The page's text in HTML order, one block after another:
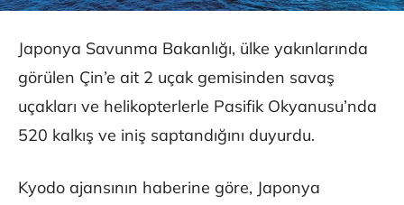
Japonya Savunma Bakanlığı, ülke yakınlarında
görülen Çin’e ait 2 uçak gemisinden savaş
uçakları ve helikopterlerle Pasifik Okyanusu’nda
520 kalkış ve iniş saptandığını duyurdu.
Kyodo ajansının haberine göre, Japonya